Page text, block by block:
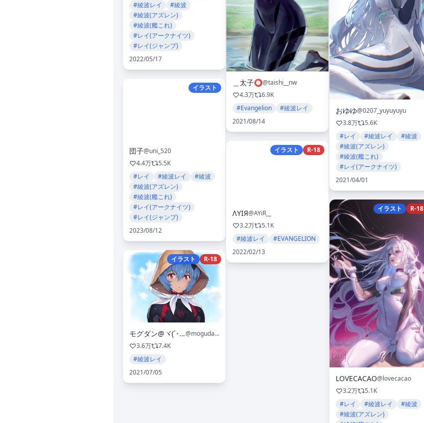
#綾波レイ
#綾波
#綾波(アズレン)
#綾波(艦これ)
#レイ(アークナイツ)
#レイ(ジャンプ)
2022/05/17
イラスト
団子@uni_520
4.4万
5.5K
#レイ
#綾波レイ
#綾波
#綾波(アズレン)
#綾波(艦これ)
#レイ(アークナイツ)
#レイ(ジャンプ)
2023/08/12
イラスト R-18
モグダン@ヾ(´･ω･｀)ﾉ
@mogudan555
3.6万
7.4K
#綾波レイ
2021/07/05
＿太子⭕️@taishi__nw
4.3万
6.9K
#Evangelion
#綾波レイ
2021/08/14
イラスト R-18
ΛYIЯ@AYiR__
3.2万
5.1K
#綾波レイ
#EVANGELION
2022/02/13
おゆゆ@0207_yuyuyuyu
3.8万
5.6K
#レイ
#綾波レイ
#綾波
#綾波(アズレン)
#綾波(艦これ)
#レイ(アークナイツ)
2021/04/01
イラスト R-18
LOVECACAO@lovecacao
3.2万
5.1K
#レイ
#綾波レイ
#綾波
#綾波(アズレン)